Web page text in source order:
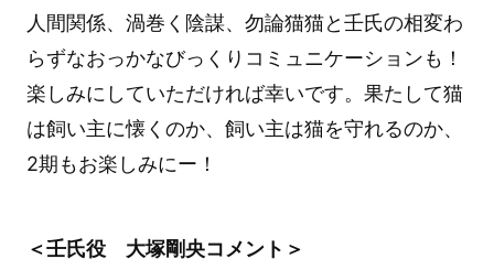
人間関係、渦巻く陰謀、勿論猫猫と壬氏の相変わ
らずなおっかなびっくりコミュニケーションも！
楽しみにしていただければ幸いです。果たして猫
は飼い主に懐くのか、飼い主は猫を守れるのか、
2期もお楽しみにー！
＜壬氏役 大塚剛央コメント＞